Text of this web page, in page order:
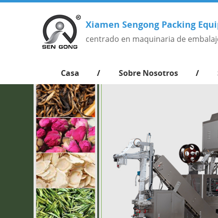
Xiamen Sengong Packing
centrado en maquinaria de
Casa Sobre Nosotros